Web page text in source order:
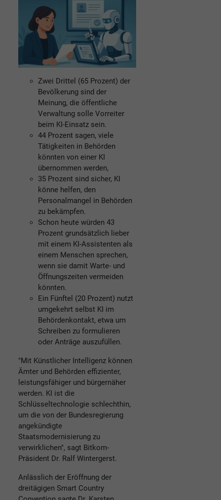
Zwei Drittel (65 Prozent) der
Bevölkerung sind der
Meinung, die öffentliche
Verwaltung solle Vorreiter
beim KI-Einsatz sein.
44 Prozent sagen, viele
Tätigkeiten in Behörden
könnten von einer KI
übernommen werden,
35 Prozent sind sicher, KI
könne helfen, den
Personalmangel in Behörden
zu bekämpfen.
Schon heute würden 43
Prozent grundsätzlich lieber
mit einem KI-Assistenten als
einem Menschen sprechen,
wenn sie damit Warte- und
Öffnungszeiten vermeiden
könnten.
Ein Fünftel (20 Prozent) nutzt
umgekehrt selbst KI im
Behördenkontakt, etwa um
Schreiben zu formulieren
oder Anträge auszufüllen.
"Mit Künstlicher Intelligenz können
Ämter und Behörden effizienter,
leistungsfähiger und bürgernäher
werden. KI ist die
Schlüsseltechnologie schlechthin,
um die von der Bundesregierung
angekündigte
Staatsmodernisierung zu
verwirklichen", sagt Bitkom-
Präsident Dr. Ralf Wintergerst.
Anlässlich der Eröffnung der
dreitägigen Smart Country